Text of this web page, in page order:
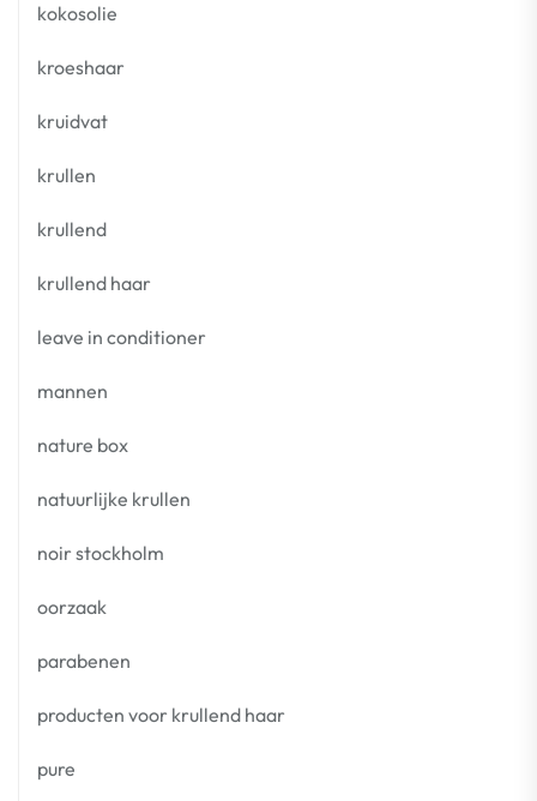
kokosolie
kroeshaar
kruidvat
krullen
krullend
krullend haar
leave in conditioner
mannen
nature box
natuurlijke krullen
noir stockholm
oorzaak
parabenen
producten voor krullend haar
pure